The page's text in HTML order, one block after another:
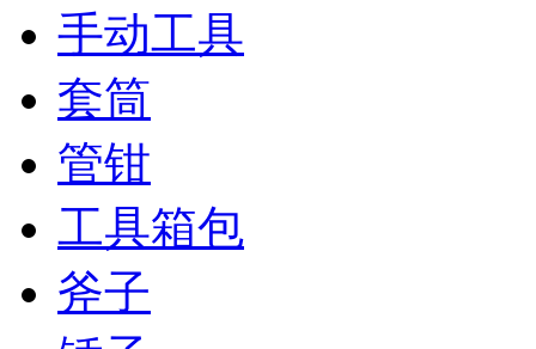
手动工具
套筒
管钳
工具箱包
斧子